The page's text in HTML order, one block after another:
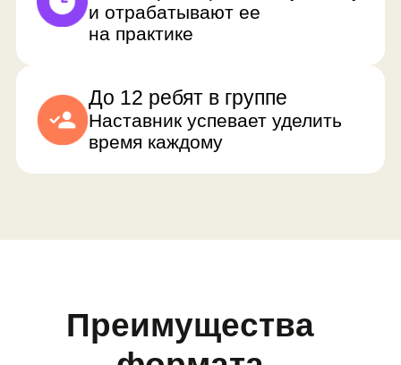
Ребята достигают результатов
длительность курса для школьника.
За это время он успеет освоить теорию,
сделать 19 игр и собрать портфолио.